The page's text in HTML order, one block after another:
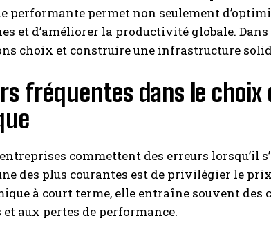
performante permet non seulement
et d’améliorer la productivité globale.
choix et construire une infrastructure
fréquentes dans le choix
commettent des erreurs lorsqu’il
des plus courantes est de privilégier le
à court terme, elle entraîne souvent
aux pertes de performance.